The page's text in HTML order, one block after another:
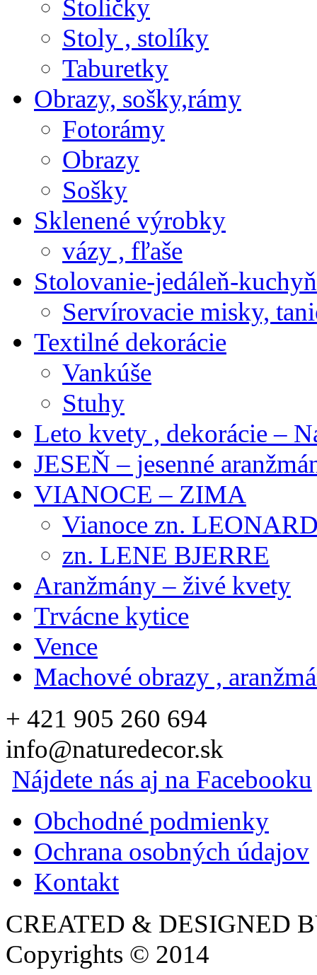
Stoličky
Stoly , stolíky
Taburetky
Obrazy, sošky,rámy
Fotorámy
Obrazy
Sošky
Sklenené výrobky
vázy , fľaše
Stolovanie-jedáleň-
Servírovacie misky,
Textilné dekorácie
Vankúše
Stuhy
Leto kvety , dekorácie –
JESEŇ – jesenné
VIANOCE – ZIMA
Vianoce zn.
zn. LENE BJERRE
Aranžmány – živé kvety
Trvácne kytice
Vence
Machové obrazy ,
+ 421 905 260 694
info@naturedecor.sk
Nájdete nás aj na Facebooku
Obchodné podmienky
Ochrana osobných údajov
Kontakt
CREATED & DESIGNED
Copyrights © 2014